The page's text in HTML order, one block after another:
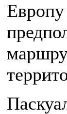
Европу